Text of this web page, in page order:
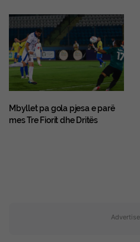
Mbyllet pa gola pjesa e parë
mes Tre Fiorit dhe Dritës